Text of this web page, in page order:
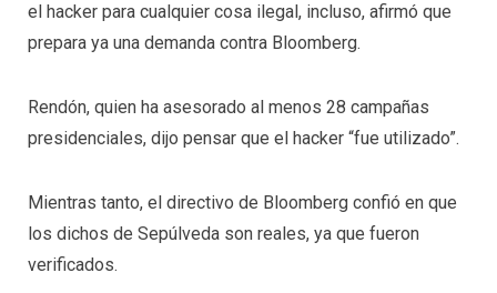
el hacker para cualquier cosa ilegal, incluso, afirmó que
prepara ya una demanda contra Bloomberg.
Rendón, quien ha asesorado al menos 28 campañas
presidenciales, dijo pensar que el hacker “fue utilizado”.
Mientras tanto, el directivo de Bloomberg confió en que
los dichos de Sepúlveda son reales, ya que fueron
verificados.